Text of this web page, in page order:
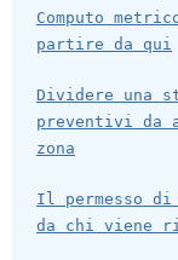
Computo
partire da qui
Dividere una
preventivi
zona
Il permesso
da chi viene